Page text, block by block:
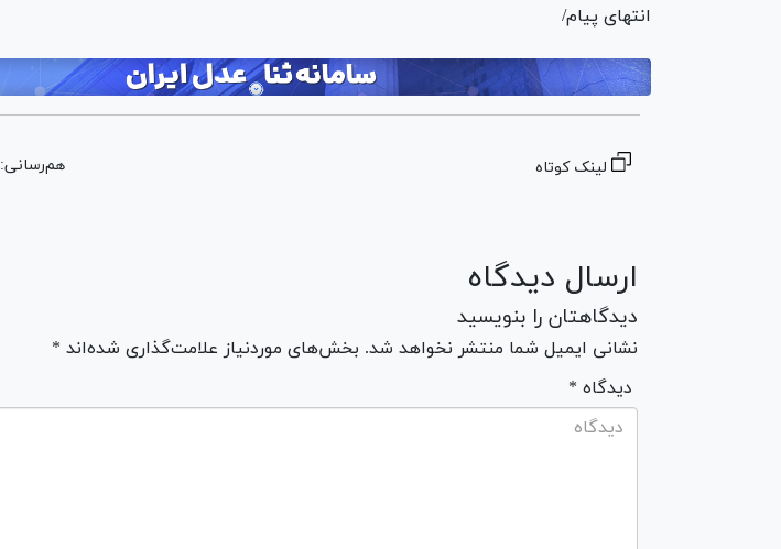
انتهای پیام/
لینک کوتاه هم‌رسانی:
ارسال دیدگاه
دیدگاهتان را بنویسید
نشانی ایمیل شما منتشر نخواهد شد. بخش‌های موردنیاز علامت‌گذاری شده‌اند *
* دیدگاه